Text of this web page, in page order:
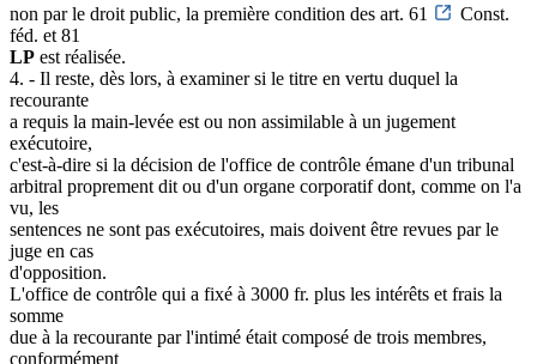
non par le droit public, la première condition des art. 61
Const.
féd. et 81
LP est réalisée.
4. - Il reste, dès lors, à examiner si le titre en vertu duquel la
recourante
a requis la main-levée est ou non assimilable à un jugement
exécutoire,
c'est-à-dire si la décision de l'office de contrôle émane d'un tribunal
arbitral proprement dit ou d'un organe corporatif dont, comme on l'a
vu, les
sentences ne sont pas exécutoires, mais doivent être revues par le
juge en cas
d'opposition.
L'office de contrôle qui a fixé à 3000 fr. plus les intérêts et frais la
somme
due à la recourante par l'intimé était composé de trois membres,
conformément